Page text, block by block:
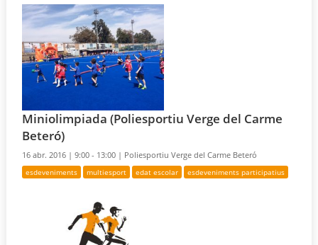
Miniolimpiada (Poliesportiu Verge del Carme
Beteró)
16 abr. 2016 |9:00 - 13:00 | Poliesportiu Verge del Carme Beteró
esdeveniments multiesport edat escolar esdeveniments participatius